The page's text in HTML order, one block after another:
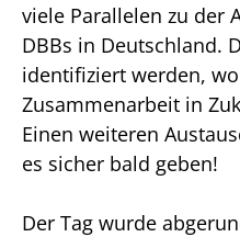
viele Parallelen zu der
DBBs in Deutschland.
identifiziert werden,
Zusammenarbeit in
Einen weiteren
es sicher bald geben!
Der Tag wurde